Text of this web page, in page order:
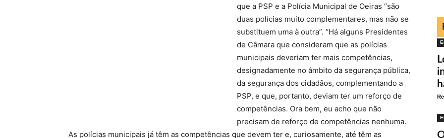
que a PSP e a Polícia Municipal de Oeiras “são
duas polícias muito complementares, mas não se
substituem uma à outra”. “Há alguns Presidentes
de Câmara que consideram que as polícias
municipais deveriam ter mais competências,
designadamente no âmbito da segurança pública,
da segurança dos cidadãos, complementando a
PSP, e que, portanto, deviam ter um reforço de
competências. Ora bem, eu acho que não
precisam de reforço de competências nenhuma.
As polícias municipais já têm as competências que devem ter e, curiosamente, até têm as